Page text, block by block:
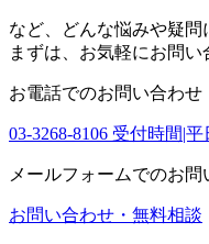
など、どんな悩みや疑問
まずは、お気軽にお問い
お電話でのお問い合わせ
03-3268-8106 受付時間|平
メールフォームでのお問
お問い合わせ・無料相談